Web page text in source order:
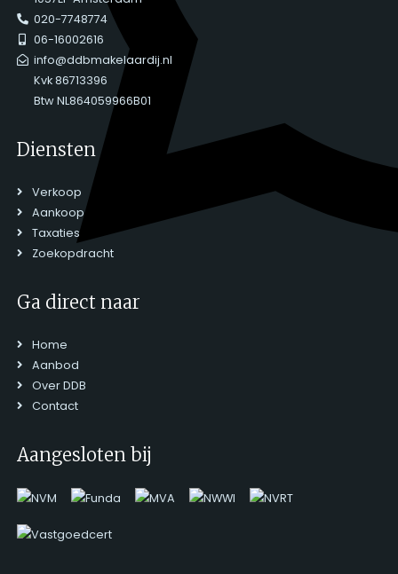
020-7748774
06-16002616
info@ddbmakelaardij.nl
Kvk 86713396
Btw NL864059966B01
Diensten
Verkoop
Aankoop
Taxaties
Zoekopdracht
Ga direct naar
Home
Aanbod
Over DDB
Contact
Aangesloten bij